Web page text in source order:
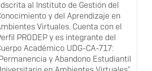
al Instituto de Gestión del
y del Aprendizaje en
Virtuales. Cuenta con el
PRODEP y es integrante del
Académico UDG-CA-717:
y Abandono Estudiantil